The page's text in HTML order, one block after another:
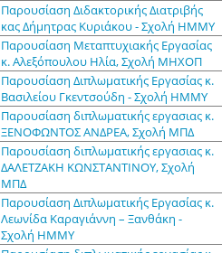
Παρουσίαση Διδακτορικής Διατριβής
κας Δήμητρας Κυριάκου - Σχολή ΗΜΜΥ
Παρουσίαση Μεταπτυχιακής Εργασίας
κ. Αλεξόπουλου Ηλία, Σχολή ΜΗΧΟΠ
Παρουσίαση Διπλωματικής Εργασίας κ.
Βασιλείου Γκεντσούδη - Σχολή ΗΜΜΥ
Παρουσίαση διπλωματικής εργασιας κ.
ΞΕΝΟΦΩΝΤΟΣ ΑΝΔΡΕΑ, Σχολή ΜΠΔ
Παρουσίαση διπλωματικής εργασιας κ.
ΔΑΛΕΤΖΑΚΗ ΚΩΝΣΤΑΝΤΙΝΟΥ, Σχολή
ΜΠΔ
Παρουσίαση Διπλωματικής Εργασίας κ.
Λεωνίδα Καραγιάννη – Ξανθάκη -
Σχολή ΗΜΜΥ